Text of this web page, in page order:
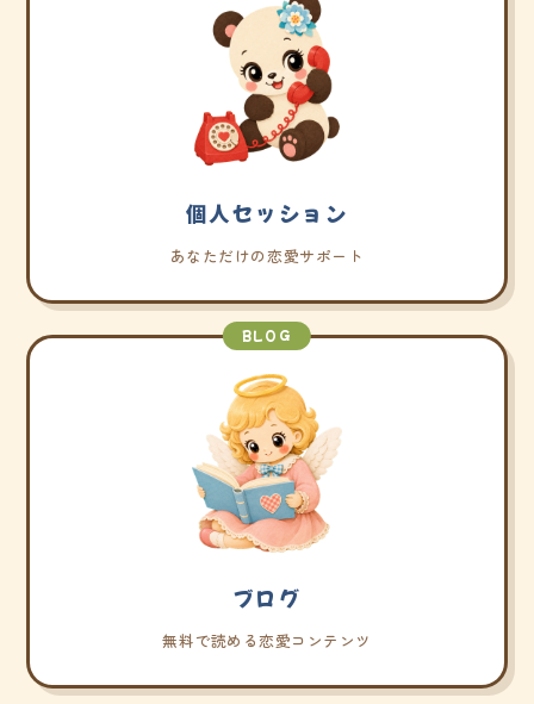
個人セッション
あなただけの恋愛サポート
BLOG
ブログ
無料で読める恋愛コンテンツ